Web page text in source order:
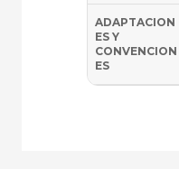
ADAPTACION
ES Y
CONVENCION
ES